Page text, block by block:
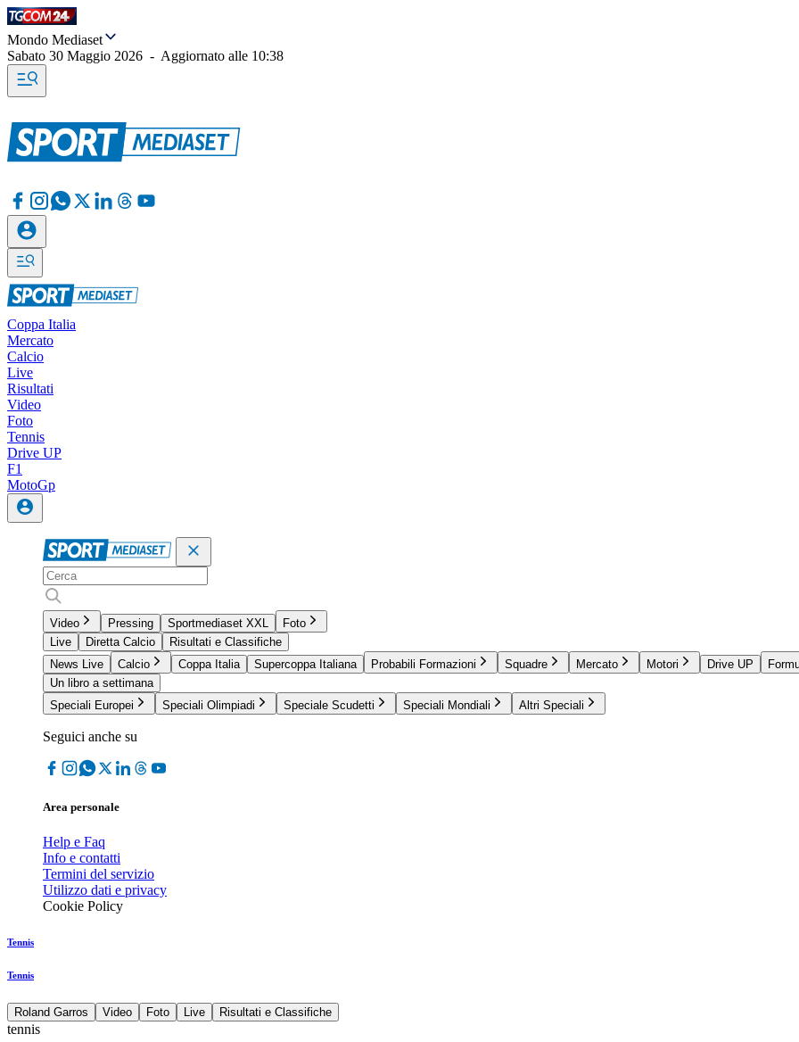
Mondo Mediaset
Sabato 30 Maggio 2026 - Aggiornato alle 10:38
Coppa Italia
Mercato
Calcio
Live
Risultati
Video
Foto
Tennis
Drive UP
F1
MotoGp
Video Pressing Sportmediaset XXL
Foto
Live
Diretta Calcio
Risultati e Classifiche
News Live
Calcio Coppa Italia Supercoppa Italiana Probabili Formazioni Squadre Mercato Motori Drive UP
Un libro a settimana
Speciali Europei
Speciali Olimpiadi Speciale Scudetti Speciali Mondiali Altri Speciali
Seguici anche su
Area personale
Help e Faq
Info e contatti
Termini del servizio
Utilizzo dati e privacy
Cookie Policy
Tennis
Tennis
Roland Garros Video Foto Live Risultati e Classifiche
tennis